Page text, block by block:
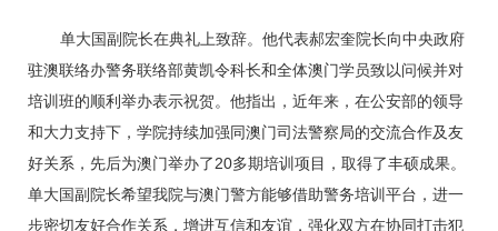
单大国副院长在典礼上致辞。他代表郝宏奎院长向中央政府
驻澳联络办警务联络部黄凯令科长和全体澳门学员致以问候并对
培训班的顺利举办表示祝贺。他指出，近年来，在公安部的领导
和大力支持下，学院持续加强同澳门司法警察局的交流合作及友
好关系，先后为澳门举办了20多期培训项目，取得了丰硕成果。
单大国副院长希望我院与澳门警方能够借助警务培训平台，进一
步密切友好合作关系，增进互信和友谊，强化双方在协同打击犯